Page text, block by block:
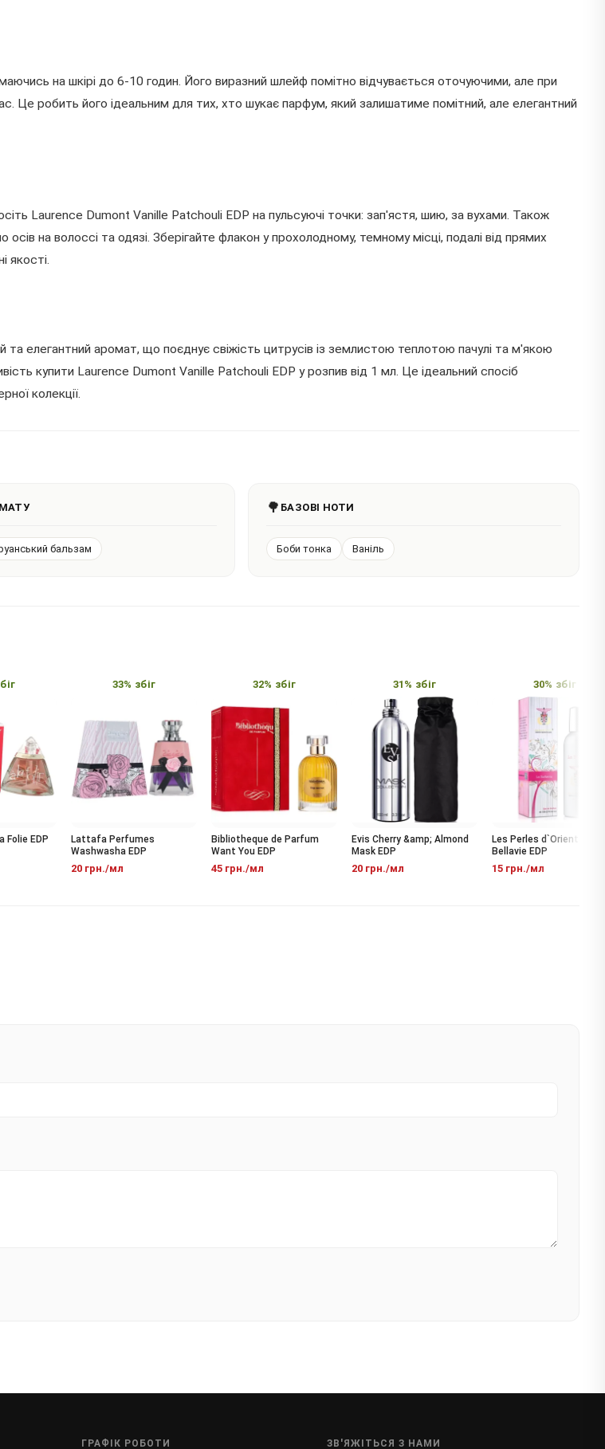
на шкірі до 6-10 годин. Його виразний шлейф помітно відчувається оточуючими, але при
Це робить його ідеальним для тих, хто шукає парфум, який залишатиме помітний, але елегантний
Laurence Dumont Vanille Patchouli EDP на пульсуючі точки: зап'ястя, шию, за вухами. Також
на волоссі та одязі. Зберігайте флакон у прохолодному, темному місці, подалі від прямих
якості.
елегантний аромат, що поєднує свіжість цитрусів із землистою теплотою пачулі та м'якою
купити Laurence Dumont Vanille Patchouli EDP у розпив від 1 мл. Це ідеальний спосіб
колекції.
бальзам
🌳 БАЗОВІ НОТИ
Боби тонка Ваніль
EDP
33% збіг
Lattafa Perfumes
Washwasha EDP
20 грн./мл
32% збіг
Bibliotheque de Parfum
Want You EDP
45 грн./мл
31% збіг
Evis Cherry &amp; Almond
Mask EDP
20 грн./мл
30% збіг
Les Perles d`Orient La
Bellavie EDP
15 грн./мл
ГРАФІК РОБОТИ ЗВ'ЯЖІТЬСЯ З НАМИ